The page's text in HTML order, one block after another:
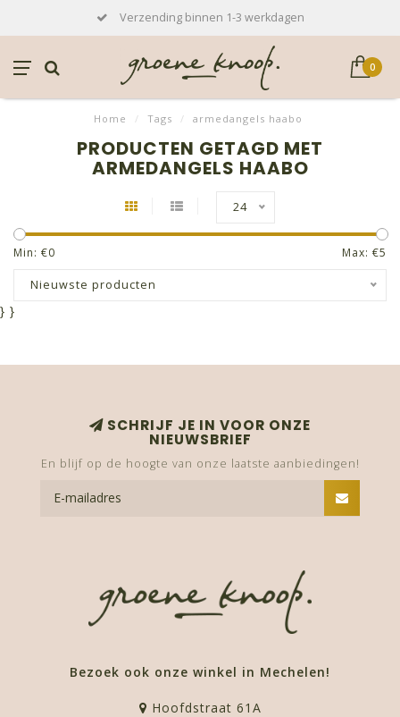
Verzending binnen 1-3 werkdagen
0
Home / Tags / armedangels haabo
PRODUCTEN GETAGD MET
ARMEDANGELS HAABO
24
Min: €0 Max: €5
Nieuwste producten
} }
SCHRIJF JE IN VOOR ONZE
NIEUWSBRIEF
En blijf op de hoogte van onze laatste aanbiedingen!
Bezoek ook onze winkel in Mechelen!
Hoofdstraat 61A